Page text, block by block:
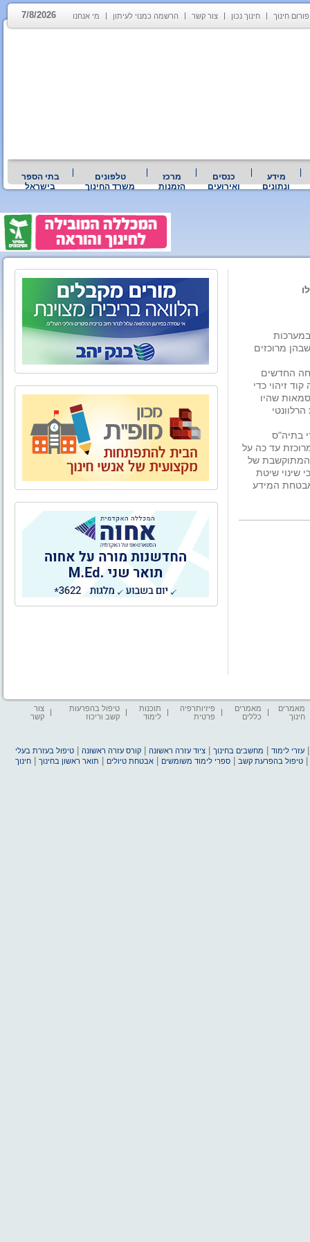
פורום חינוך חינוך נכון צור קשר הרשמה כמנוי לעיתון מי אנחנו 7/8/2026
מידע
ונתונים
כנסים
ואירועים
מרכז
הזמנות
טלפונים
משרד החינוך
בתי הספר
בישראל
מרוכזים
החדשים
זיהוי כדי
שהיו
בתיה"ס
עד כה על
המתוקשבת של
שינוי שיטת
המידע
מאמרים
חינוך
מאמרים
כללים
פיזיותרפיה
פרטית
תוכנות
לימוד
טיפול בהפרעות
קשב וריכוז
צור
קשר
עזרי לימוד מחשבים בחינוך |ציוד עזרה ראשונה |קורס עזרה ראשונה |טיפול בעזרת בעלי
|טיפול בהפרעת קשב |ספרי לימוד משומשים |אבטחת טיולים תואר ראשון בחינוך |חינוך